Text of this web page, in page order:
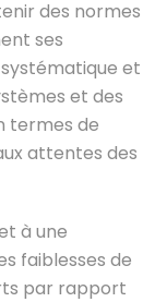
des normes
ses
systématique et
et des
termes de
attentes des
à une
faiblesses de
par rapport